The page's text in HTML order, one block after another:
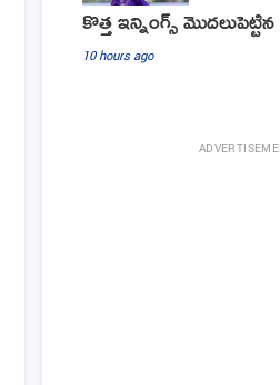
కొత్త ఇన్నింగ్స్
10 hours ago